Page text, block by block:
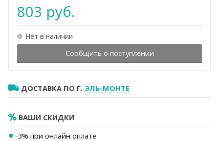
803 руб.
Нет в наличии
Сообщить о поступлении
ДОСТАВКА ПО Г. ЭЛЬ-МОНТЕ
ВАШИ СКИДКИ
-3% при онлайн оплате